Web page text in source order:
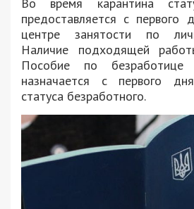
Во время карантина
предоставляется с первого
центре занятости по
Наличие подходящей
Пособие по
назначается с первого
статуса безработного.